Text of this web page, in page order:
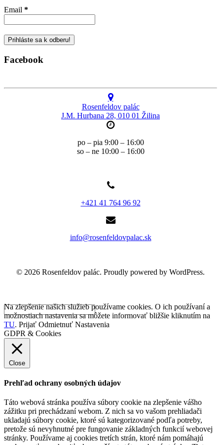
Email *
Facebook
Rosenfeldov palác
J.M. Hurbana 28, 010 01 Žilina
po – pia 9:00 – 16:00
so – ne 10:00 – 16:00
+421 41 764 96 92
info@rosenfeldovpalac.sk
© 2026 Rosenfeldov palác. Proudly powered by WordPress.
Na zlepšenie našich služieb používame cookies. O ich používaní a
možnostiach nastavenia sa môžete informovať bližšie kliknutím na
TU. Prijať Odmietnuť Nastavenia
GDPR & Cookies
Close
Prehľad ochrany osobných údajov
Táto webová stránka používa súbory cookie na zlepšenie vášho
zážitku pri prechádzaní webom. Z nich sa vo vašom prehliadači
ukladajú súbory cookie, ktoré sú kategorizované podľa potreby,
pretože sú nevyhnutné pre fungovanie základných funkcií webovej
stránky. Používame aj cookies tretích strán, ktoré nám pomáhajú